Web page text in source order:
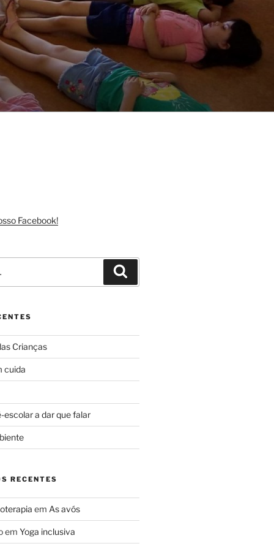
Facebook!
Crianças
cuida
escolar a dar que falar
RECENTES
em As avós
em Yoga inclusiva